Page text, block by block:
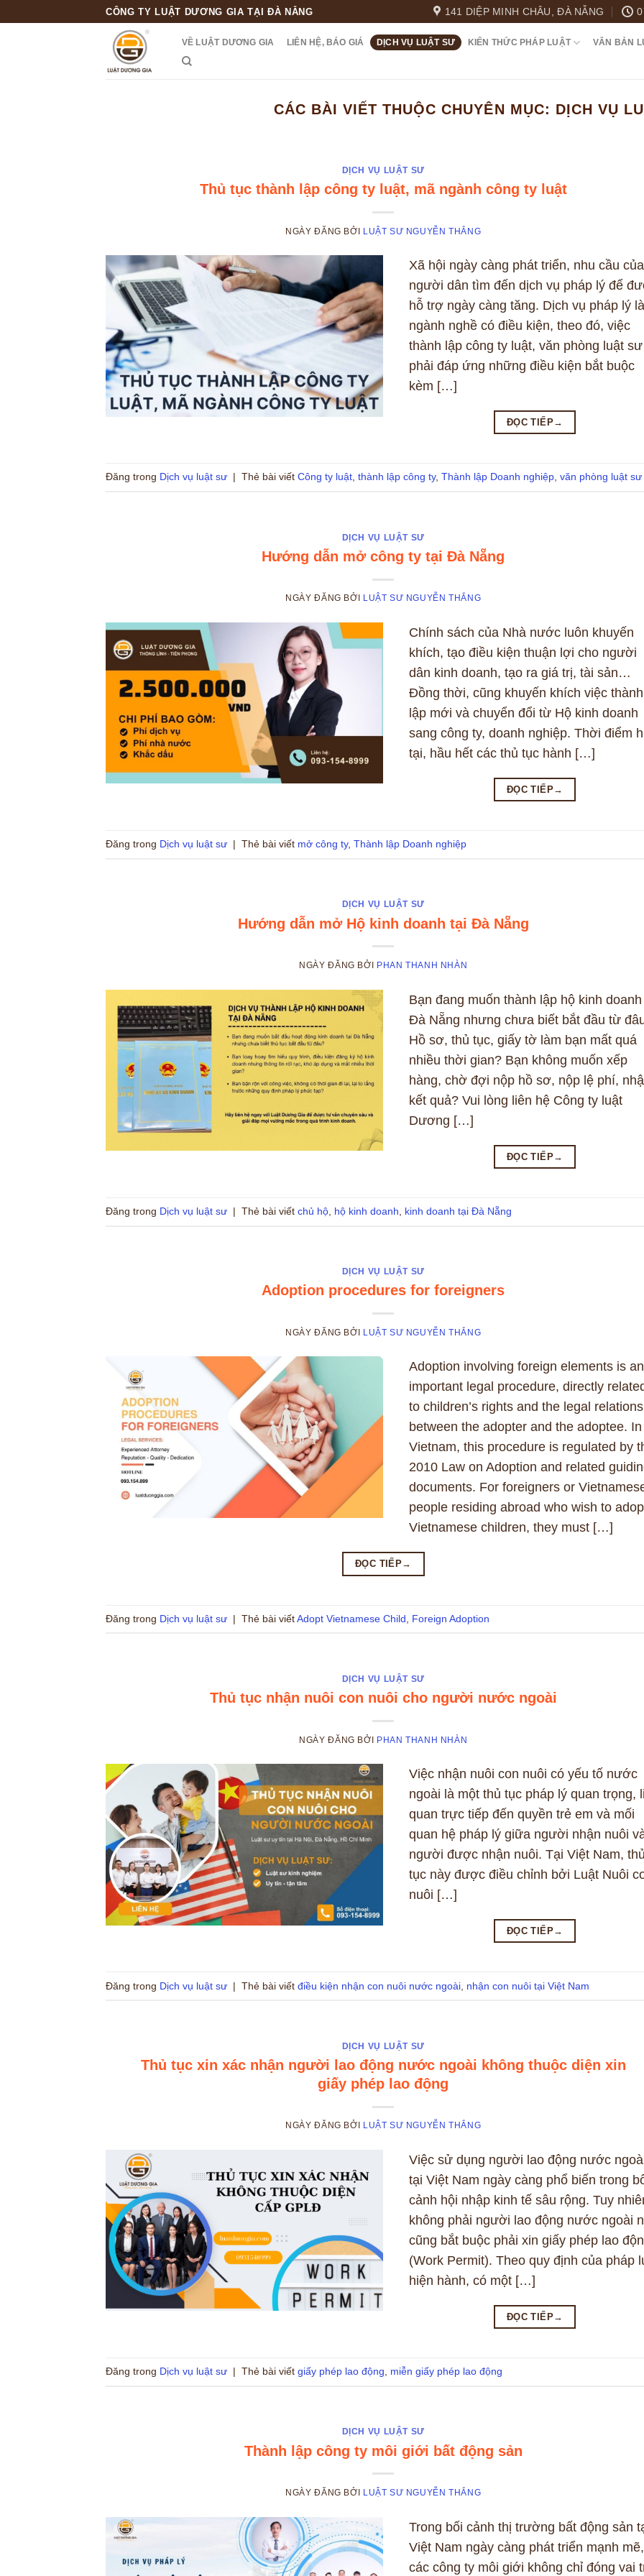
CÔNG TY LUẬT DƯƠNG GIA TẠI ĐÀ NẴNG 141 DIỆP MINH CHÂU, ĐÀ NẴNG
VỀ LUẬT DƯƠNG GIA LIÊN HỆ, BÁO GIÁ DỊCH VỤ LUẬT SƯ KIẾN THỨC PHÁP LUẬT VĂN BẢN
CÁC BÀI VIẾT THUỘC CHUYÊN MỤC: DỊCH VỤ
DỊCH VỤ LUẬT SƯ
Thủ tục thành lập công ty luật, mã ngành công ty luật
NGÀY ĐĂNG BỞI LUẬT SƯ NGUYỄN THẮNG
Xã hội ngày càng phát triển, nhu cầu của
người dân tìm đến dịch vụ pháp lý để
hỗ trợ ngày càng tăng. Dịch vụ pháp lý là
ngành nghề có điều kiện, theo đó, việc
thành lập công ty luật, văn phòng luật sư
phải đáp ứng những điều kiện bắt buộc
kèm […]
ĐỌC TIẾP→
Đăng trong Dịch vụ luật sư | Thẻ bài viết Công ty luật, thành lập công ty, Thành lập Doanh nghiệp, văn phòng luật sư
DỊCH VỤ LUẬT SƯ
Hướng dẫn mở công ty tại Đà Nẵng
NGÀY ĐĂNG BỞI LUẬT SƯ NGUYỄN THẮNG
Chính sách của Nhà nước luôn khuyến
khích, tạo điều kiện thuận lợi cho người
dân kinh doanh, tạo ra giá trị, tài sản…
Đồng thời, cũng khuyến khích việc thành
lập mới và chuyển đổi từ Hộ kinh doanh
sang công ty, doanh nghiệp. Thời điểm
tại, hầu hết các thủ tục hành […]
ĐỌC TIẾP→
Đăng trong Dịch vụ luật sư | Thẻ bài viết mở công ty, Thành lập Doanh nghiệp
DỊCH VỤ LUẬT SƯ
Hướng dẫn mở Hộ kinh doanh tại Đà Nẵng
NGÀY ĐĂNG BỞI PHAN THANH NHÀN
Bạn đang muốn thành lập hộ kinh
Đà Nẵng nhưng chưa biết bắt đầu từ
Hồ sơ, thủ tục, giấy tờ làm bạn mất quá
nhiều thời gian? Bạn không muốn xếp
hàng, chờ đợi nộp hồ sơ, nộp lệ phí,
kết quả? Vui lòng liên hệ Công ty luật
Dương […]
ĐỌC TIẾP→
Đăng trong Dịch vụ luật sư | Thẻ bài viết chủ hộ hộ kinh doanh kinh doanh tại Đà Nẵng
DỊCH VỤ LUẬT SƯ
Adoption procedures for foreigners
NGÀY ĐĂNG BỞI LUẬT SƯ NGUYỄN THẮNG
Adoption involving foreign elements is an
important legal procedure, directly
to children’s rights and the legal
between the adopter and the adoptee. In
Vietnam, this procedure is regulated by
2010 Law on Adoption and related
documents. For foreigners or
people residing abroad who wish to
Vietnamese children, they must […]
ĐỌC TIẾP→
Đăng trong Dịch vụ luật sư | Thẻ bài viếtAdopt Vietnamese Child Foreign Adoption
DỊCH VỤ LUẬT SƯ
Thủ tục nhận nuôi con nuôi cho người nước ngoài
NGÀY ĐĂNG BỞI PHAN THANH NHÀN
Việc nhận nuôi con nuôi có yếu tố nước
ngoài là một thủ tục pháp lý quan trọng,
quan trực tiếp đến quyền trẻ em và mối
quan hệ pháp lý giữa người nhận nuôi
người được nhận nuôi. Tại Việt Nam,
tục này được điều chỉnh bởi Luật Nuôi
nuôi […]
ĐỌC TIẾP→
Đăng trong Dịch vụ luật sư | Thẻ bài viết điều kiện nhận con nuôi nước ngoài nhận con nuôi tại Việt Nam
DỊCH VỤ LUẬT SƯ
Thủ tục xin xác nhận người lao động nước ngoài không thuộc diện xin
giấy phép lao động
NGÀY ĐĂNG BỞI LUẬT SƯ NGUYỄN THẮNG
Việc sử dụng người lao động nước
tại Việt Nam ngày càng phổ biến trong
cảnh hội nhập kinh tế sâu rộng. Tuy
không phải người lao động nước ngoài
cũng bắt buộc phải xin giấy phép lao
(Work Permit). Theo quy định của pháp
hiện hành, có một […]
ĐỌC TIẾP→
Đăng trong Dịch vụ luật sư | Thẻ bài viết giấy phép lao động, miễn giấy phép lao động
DỊCH VỤ LUẬT SƯ
Thành lập công ty môi giới bất động sản
NGÀY ĐĂNG BỞI LUẬT SƯ NGUYỄN THẮNG
Trong bối cảnh thị trường bất động sản
Việt Nam ngày càng phát triển mạnh mẽ,
các công ty môi giới không chỉ đóng vai